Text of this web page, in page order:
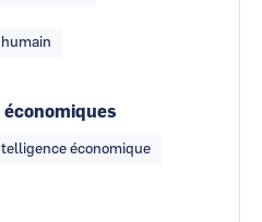
économiques
économique